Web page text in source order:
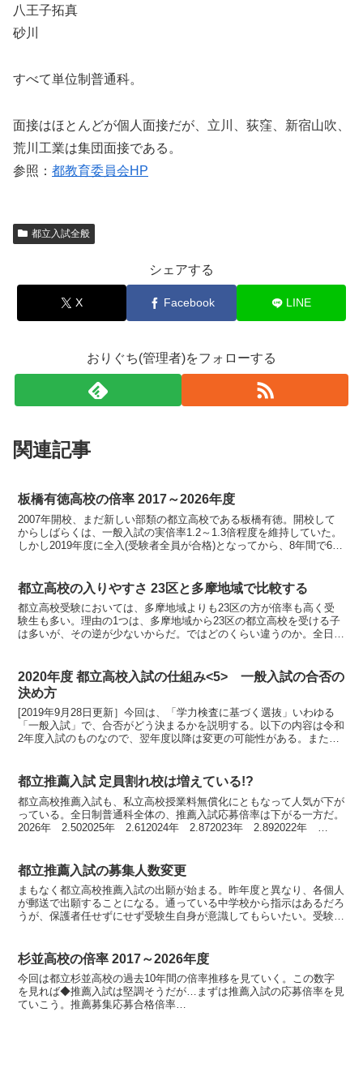
八王子拓真
砂川
すべて単位制普通科。
面接はほとんどが個人面接だが、立川、荻窪、新宿山吹、
荒川工業は集団面接である。
参照： 都教育委員会HP
都立入試全般
シェアする
X Facebook LINE
おりぐち(管理者)をフォローする
関連記事
板橋有徳高校の倍率 2017～2026年度
2007年開校、まだ新しい部類の都立高校である板橋有徳。開校して
からしばらくは、一般入試の実倍率1.2～1.3倍程度を維持していた。
しかし2019年度に全入(受験者全員が合格)となってから、8年間で6回
都立高校の入りやすさ 23区と多摩地域で比較する
都立高校受験においては、多摩地域よりも23区の方が倍率も高く受
験生も多い。理由の1つは、多摩地域から23区の都立高校を受ける子
は多いが、その逆が少ないからだ。ではどのくらい違うのか。全日制
2020年度 都立高校入試の仕組み<5> 一般入試の合否の
決め方
[2019年9月28日更新］今回は、「学力検査に基づく選抜」いわゆる
「一般入試」で、合否がどう決まるかを説明する。以下の内容は令和
2年度入試のものなので、翌年度以降は変更の可能性がある。また、
都立推薦入試 定員割れ校は増えている!?
都立高校推薦入試も、私立高校授業料無償化にともなって人気が下が
っている。全日制普通科全体の、推薦入試応募倍率は下がる一方だ。
2026年 2.502025年 2.612024年 2.872023年 2.892022年
都立推薦入試の募集人数変更
まもなく都立高校推薦入試の出願が始まる。昨年度と異なり、各個人
が郵送で出願することになる。通っている中学校から指示はあるだろ
うが、保護者任せずにせず受験生自身が意識してもらいたい。受験生
杉並高校の倍率 2017～2026年度
今回は都立杉並高校の過去10年間の倍率推移を見ていく。この数字
を見れば◆推薦入試は堅調そうだが…まずは推薦入試の応募倍率を見
ていこう。推薦募集応募合格倍率